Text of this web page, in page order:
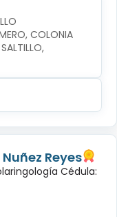
COLONIA
Reyes
Cédula: